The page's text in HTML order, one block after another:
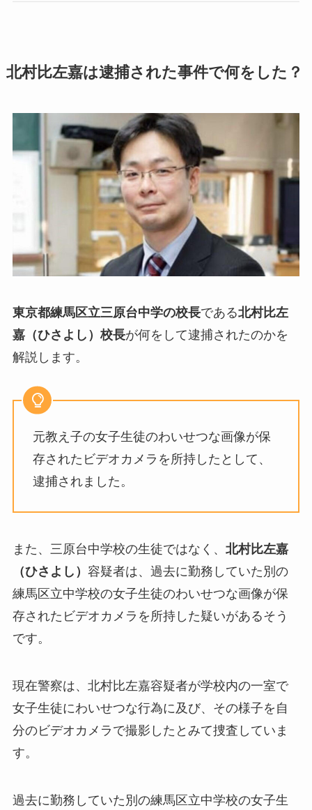
北村比左嘉は逮捕された事件で何をした？
東京都練馬区立三原台中学の校長である北村比左
嘉（ひさよし）校長が何をして逮捕されたのかを
解説します。
元教え子の女子生徒のわいせつな画像が保
存されたビデオカメラを所持したとして、
逮捕されました。
また、三原台中学校の生徒ではなく、 北村比左嘉
（ひさよし） 容疑者は、過去に勤務していた別の
練馬区立中学校の女子生徒のわいせつな画像が保
存されたビデオカメラを所持した疑いがあるそう
です。
現在警察は、北村比左嘉容疑者が学校内の一室で
女子生徒にわいせつな行為に及び、その様子を自
分のビデオカメラで撮影したとみて捜査していま
す。
過去に勤務していた別の練馬区立中学校の女子生